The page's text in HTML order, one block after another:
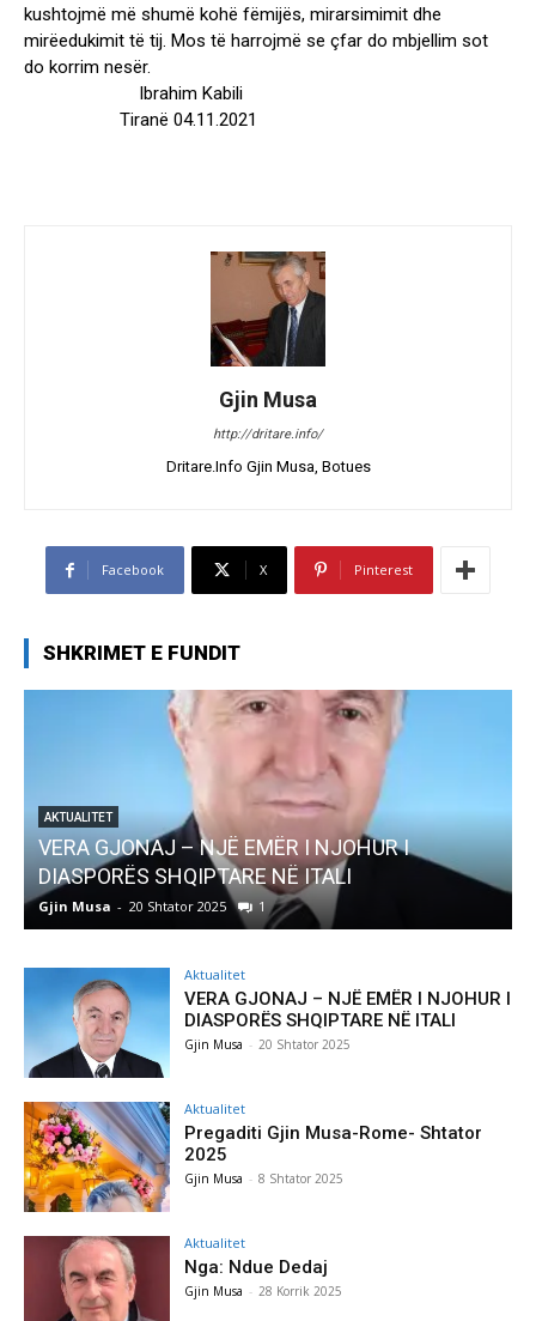
kushtojmë më shumë kohë fëmijës, mirarsimimit dhe
mirëedukimit të tij. Mos të harrojmë se çfar do mbjellim sot
do korrim nesër.
Ibrahim Kabili
Tiranë 04.11.2021
Gjin Musa
http://dritare.info/
Dritare.Info Gjin Musa, Botues
Facebook X Pinterest
SHKRIMET E FUNDIT
AKTUALITET
Pregaditi Gjin Musa-Rome- Shtator 2025
Gjin Musa - 8 Shtator 2025 0
Aktualitet
VERA GJONAJ – NJË EMËR I NJOHUR I
DIASPORËS SHQIPTARE NË ITALI
Gjin Musa - 20 Shtator 2025
Aktualitet
Pregaditi Gjin Musa-Rome- Shtator
2025
Gjin Musa - 8 Shtator 2025
Aktualitet
Nga: Ndue Dedaj
Gjin Musa - 28 Korrik 2025